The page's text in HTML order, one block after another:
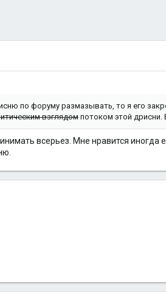
по форуму размазывать, то я его
взглядомпотоком этой дрисни.
всерьез. Мне нравится иногда